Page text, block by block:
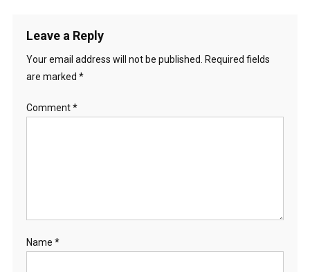
Leave a Reply
Your email address will not be published.
Required fields
are marked *
Comment*
Name *